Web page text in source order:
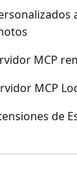
MCP
MCP
de